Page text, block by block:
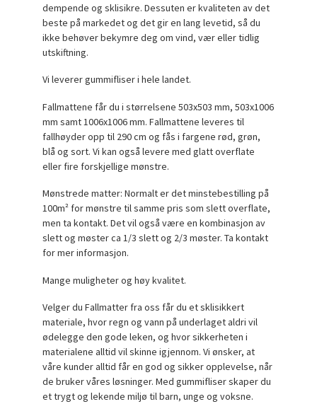
dempende og sklisikre. Dessuten er kvaliteten av det
beste på markedet og det gir en lang levetid, så du
ikke behøver bekymre deg om vind, vær eller tidlig
utskiftning.
Vi leverer gummifliser i hele landet.
Fallmattene får du i størrelsene 503x503 mm, 503x1006
mm samt 1006x1006 mm. Fallmattene leveres til
fallhøyder opp til 290 cm og fås i fargene rød, grøn,
blå og sort. Vi kan også levere med glatt overflate
eller fire forskjellige mønstre.
Mønstrede matter: Normalt er det minstebestilling på
100m² for mønstre til samme pris som slett overflate,
men ta kontakt. Det vil også være en kombinasjon av
slett og møster ca 1/3 slett og 2/3 møster. Ta kontakt
for mer informasjon.
Mange muligheter og høy kvalitet.
Velger du Fallmatter fra oss får du et sklisikkert
materiale, hvor regn og vann på underlaget aldri vil
ødelegge den gode leken, og hvor sikkerheten i
materialene alltid vil skinne igjennom. Vi ønsker, at
våre kunder alltid får en god og sikker opplevelse, når
de bruker våres løsninger. Med gummifliser skaper du
et trygt og lekende miljø til barn, unge og voksne.